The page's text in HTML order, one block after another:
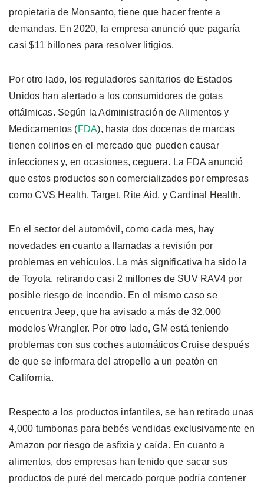
propietaria de Monsanto, tiene que hacer frente a
demandas. En 2020, la empresa anunció que pagaría
casi $11 billones para resolver litigios.
Por otro lado, los reguladores sanitarios de Estados
Unidos han alertado a los consumidores de gotas
oftálmicas. Según la Administración de Alimentos y
Medicamentos (FDA), hasta dos docenas de marcas
tienen colirios en el mercado que pueden causar
infecciones y, en ocasiones, ceguera. La FDA anunció
que estos productos son comercializados por empresas
como CVS Health, Target, Rite Aid, y Cardinal Health.
En el sector del automóvil, como cada mes, hay
novedades en cuanto a llamadas a revisión por
problemas en vehículos. La más significativa ha sido la
de Toyota, retirando casi 2 millones de SUV RAV4 por
posible riesgo de incendio. En el mismo caso se
encuentra Jeep, que ha avisado a más de 32,000
modelos Wrangler. Por otro lado, GM está teniendo
problemas con sus coches automáticos Cruise después
de que se informara del atropello a un peatón en
California.
Respecto a los productos infantiles, se han retirado unas
4,000 tumbonas para bebés vendidas exclusivamente en
Amazon por riesgo de asfixia y caída. En cuanto a
alimentos, dos empresas han tenido que sacar sus
productos de puré del mercado porque podría contener